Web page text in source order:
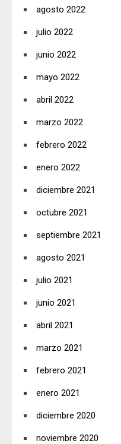
agosto 2022
julio 2022
junio 2022
mayo 2022
abril 2022
marzo 2022
febrero 2022
enero 2022
diciembre 2021
octubre 2021
septiembre 2021
agosto 2021
julio 2021
junio 2021
abril 2021
marzo 2021
febrero 2021
enero 2021
diciembre 2020
noviembre 2020